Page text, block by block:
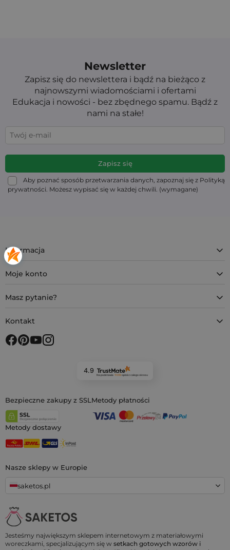
Newsletter
Zapisz się do newslettera i bądź na bieżąco z
najnowszymi wiadomościami i ofertami
Edukacja i nowości - bez zbędnego spamu. Bądź z
nami na stałe!
Aby poznać sposób przetwarzania danych, zapoznaj się z Polityką
prywatności. Możesz wypisać się w każdej chwili. (wymagane)
Jesteśmy największym sklepem internetowym z materiałowymi
woreczkami, specjalizującym się w setkach gotowych wzorów i
Nasze sklepy w Europie
saketos.pl
Informacja
Moje konto
Masz pytanie?
Kontakt
4.9
Na podstawie 11 919opiniiz całego okresu
Bezpieczne zakupy z SSLMetody płatności
Metody dostawy